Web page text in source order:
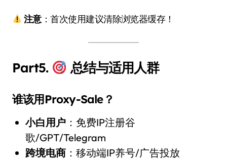
注意：首次使用建议清除浏览器缓存！
Part5. 总结与适用人群
谁该用Proxy-Sale？
小白用户：免费IP注册谷
歌/GPT/Telegram
跨境电商：移动端IP养号/广告投放